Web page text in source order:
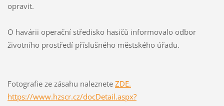
opravit.
O havárii operační středisko hasičů informovalo odbor
životního prostředí příslušného městského úřadu.
Fotografie ze zásahu naleznete ZDE.
https://www.hzscr.cz/docDetail.aspx?